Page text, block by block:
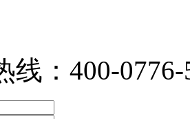
线：400-0776-